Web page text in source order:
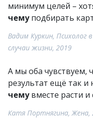
минимум целей –
чемуподбирать
Вадим Куркин, Психолог
случаи жизни, 2019
А мы оба чувствуем,
результат ещё так и
чемувместе расти и
Катя Портнягина, Жена,